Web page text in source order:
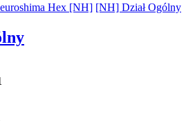
Hex [NH] [NH] Dział Ogólny